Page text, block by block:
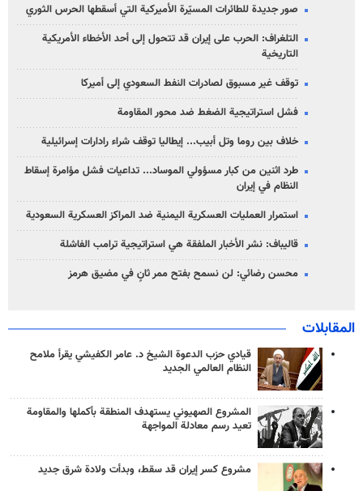
صور جديدة للطائرات المسيّرة الأميركية التي أسقطها الحرس الثوري
التلغراف: الحرب على إيران قد تتحول إلى أحد الأخطاء الأمريكية
التاريخية
توقف غير مسبوق لصادرات النفط السعودي إلى أميركا
فشل استراتيجية الضغط ضد محور المقاومة
خلاف بين روما وتل أبيب... إيطاليا توقف شراء رادارات إسرائيلية
طرد اثنين من كبار مسؤولي الموساد... تداعيات فشل مؤامرة إسقاط
النظام في إيران
استمرار العمليات العسكرية اليمنية ضد المراكز العسكرية السعودية
قاليباف: نشر الأخبار الملفقة هي استراتيجية ترامب الفاشلة
محسن رضائي: لن نسمح بفتح ممر ثانٍ في مضيق هرمز
المقابلات
قيادي حزب الدعوة الشيخ د. عامر الكفيشي يقرأ ملامح
النظام العالمي الجديد
المشروع الصهيوني يستهدف المنطقة بأكملها والمقاومة
تعيد رسم معادلة المواجهة
مشروع كسر إيران قد سقط، وبدأت ولادة شرق جديد